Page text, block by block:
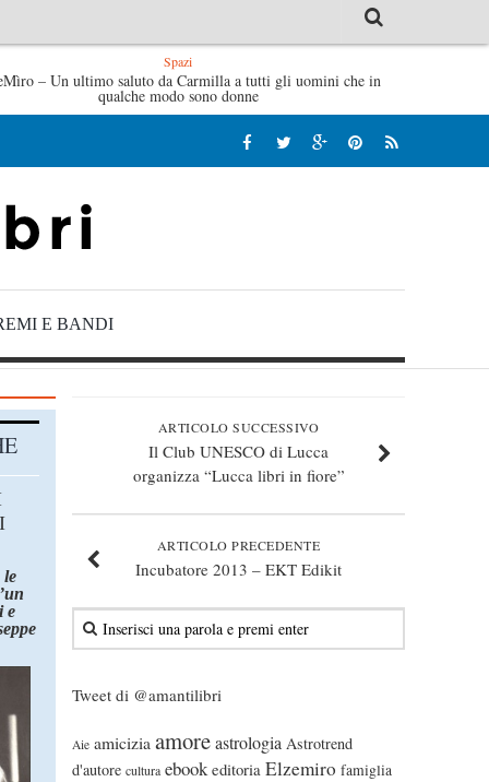
Tutte le mattine di Sybil – Virginia Evans
Spazi
– Un ultimo saluto da Carmilla a tutti gli uomini che in
qualche modo sono donne
E BANDI
ARTICOLO SUCCESSIVO
Il Club UNESCO di Lucca
organizza “Lucca libri in fiore”
ARTICOLO PRECEDENTE
Incubatore 2013 – EKT Edikit
Tweet di @amantilibri
Aie amicizia amoreastrologia Astrotrend
d'autore cultura ebook editoria Elzemiro famiglia
le
e